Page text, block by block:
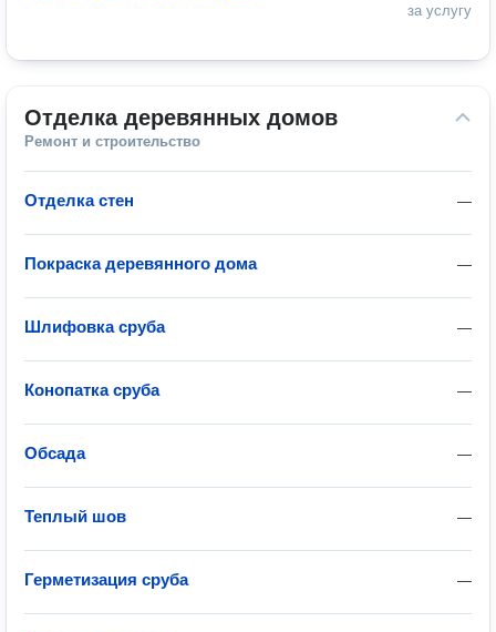
за услугу
Отделка деревянных домов
Ремонт и строительство
—
Отделка стен
—
Покраска деревянного дома
—
Шлифовка сруба
—
Конопатка сруба
—
Обсада
—
Теплый шов
—
Герметизация сруба